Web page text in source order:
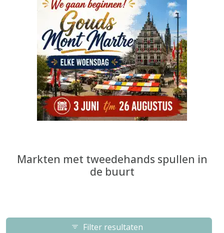
Markten met tweedehands spullen in
de buurt
Filter resultaten